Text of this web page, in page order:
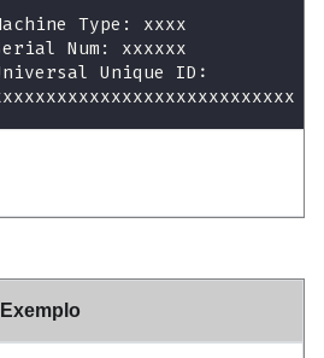
Type: xxxx
Num: xxxxxx
Unique ID:
Exemplo